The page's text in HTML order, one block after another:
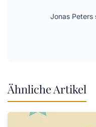
Jonas Peters
Ähnliche Artikel